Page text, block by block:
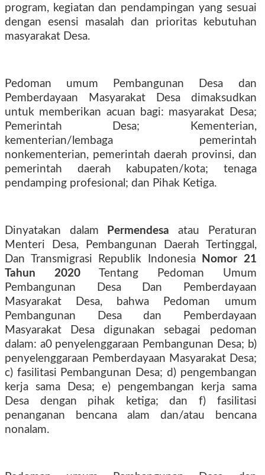
program, kegiatan dan pendampingan yang sesuai
dengan esensi masalah dan prioritas kebutuhan
masyarakat Desa.
Pedoman umum Pembangunan Desa dan
Pemberdayaan Masyarakat Desa dimaksudkan
untuk memberikan acuan bagi: masyarakat Desa;
Pemerintah Desa; Kementerian,
kementerian/lembaga pemerintah
nonkementerian, pemerintah daerah provinsi, dan
pemerintah daerah kabupaten/kota; tenaga
pendamping profesional; dan Pihak Ketiga.
Dinyatakan dalam Permendesa atau Peraturan
Menteri Desa, Pembangunan Daerah Tertinggal,
Dan Transmigrasi Republik Indonesia
Nomor 21
Tahun 2020Tentang Pedoman Umum
Pembangunan Desa Dan Pemberdayaan
Masyarakat Desa, bahwa Pedoman umum
Pembangunan Desa dan Pemberdayaan
Masyarakat Desa digunakan sebagai pedoman
dalam: a0 penyelenggaraan Pembangunan Desa; b)
penyelenggaraan Pemberdayaan Masyarakat Desa;
c) fasilitasi Pembangunan Desa; d) pengembangan
kerja sama Desa; e) pengembangan kerja sama
Desa dengan pihak ketiga; dan f) fasilitasi
penanganan bencana alam dan/atau bencana
nonalam.